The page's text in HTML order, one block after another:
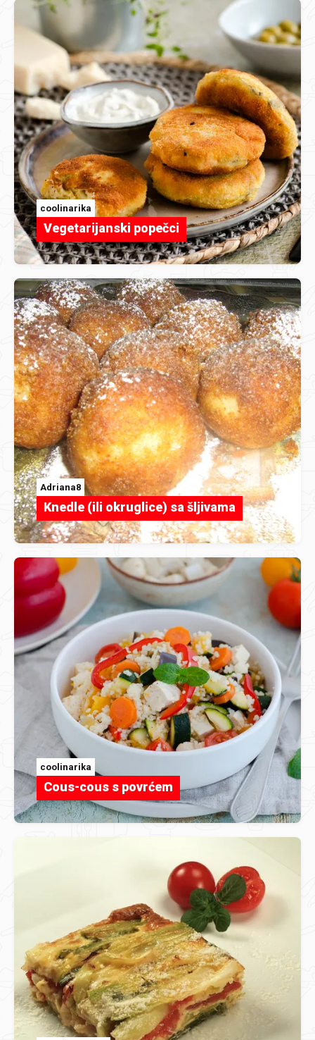
coolinarika
Vegetarijanski popečci
Adriana8
Knedle (ili okruglice) sa šljivama
coolinarika
Cous-cous s povrćem